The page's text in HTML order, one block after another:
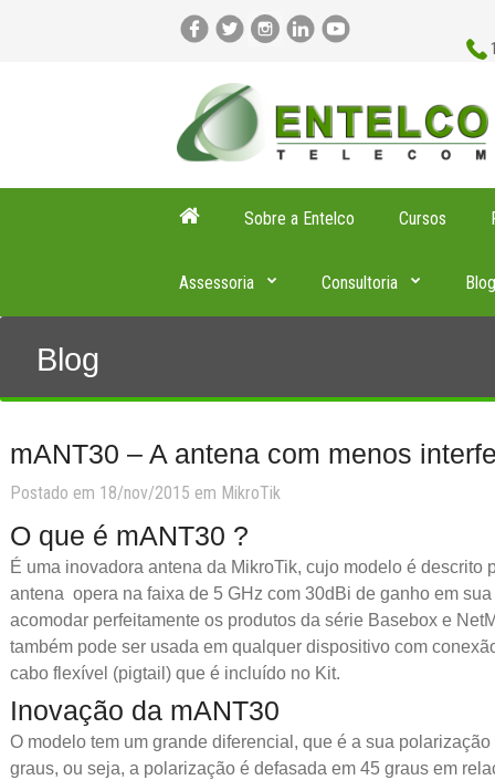
Sobre a Entelco Cursos
Assessoria Consultoria Blog
Blog
mANT30 – A antena com menos
Postado em 18/nov/2015 em MikroTik
O que é mANT30 ?
É uma inovadora antena da MikroTik, cujo modelo é descrito
antena opera na faixa de 5 GHz com 30dBi de ganho em
acomodar perfeitamente os produtos da série Basebox e
também pode ser usada em qualquer dispositivo com
cabo flexível (pigtail) que é incluído no Kit.
Inovação da mANT30
O modelo tem um grande diferencial, que é a sua
graus, ou seja, a polarização é defasada em 45 graus em